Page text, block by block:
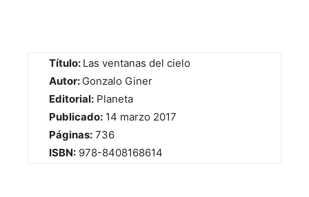
Título: Las ventanas del cielo
Autor: Gonzalo Giner
Editorial: Planeta
Publicado: 14 marzo 2017
Páginas: 736
ISBN: 978-8408168614